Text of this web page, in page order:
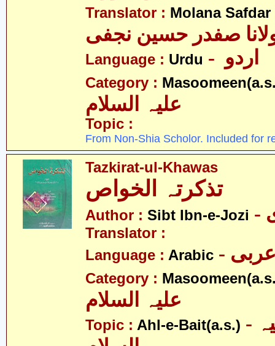
Translator : Molana
صفدر حسین نجفی
Language : Urdu
Category :
Topic :
From Non-Shia Scholor. Included for
Tazkirat-ul-Khawas
تذکرتہ الخواص
Author : Sibt Ibn-e-Jozi
Translator :
Language : Arabic عربی
Category :
Topic : Ahl-e-Bait(a.s.) - اہلبیت علیہ